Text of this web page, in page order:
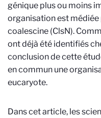
génique plus ou moins
organisation est
coalescine (ClsN).
ont déjà été identifiés
conclusion de cette
en commun une
eucaryote.
Dans cet article, les